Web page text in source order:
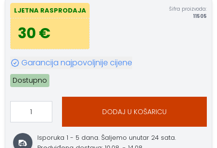
LJETNA RASPRODAJA
30 €
Šifra proizvoda:
11505
Garancija najpovoljnije cijene
Dostupno
DODAJ U KOŠARICU
Isporuka 1 - 5 dana. Šaljemo unutar 24 sata.